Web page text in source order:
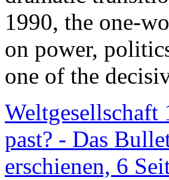
1990, the one-
on power,
one of the
past? - Das
erschienen, 6